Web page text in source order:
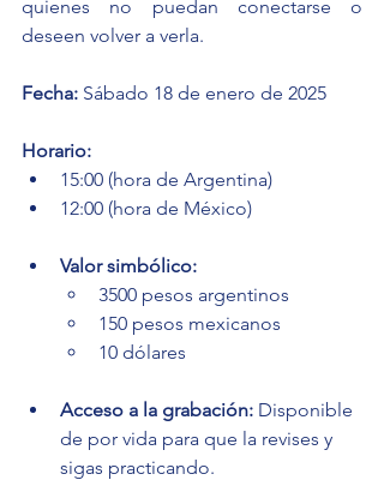
quienes no puedan conectarse o
deseen volver a verla.
Fecha: Sábado 18 de enero de 2025
Horario:
15:00 (hora de Argentina)
12:00 (hora de México)
Valor simbólico:
3500 pesos argentinos
150 pesos mexicanos
10 dólares
Acceso a la grabación: Disponible
de por vida para que la revises y
sigas practicando.